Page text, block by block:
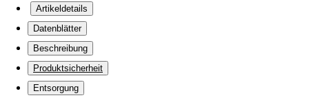
Artikeldetails
Datenblätter
Beschreibung
Produktsicherheit
Entsorgung